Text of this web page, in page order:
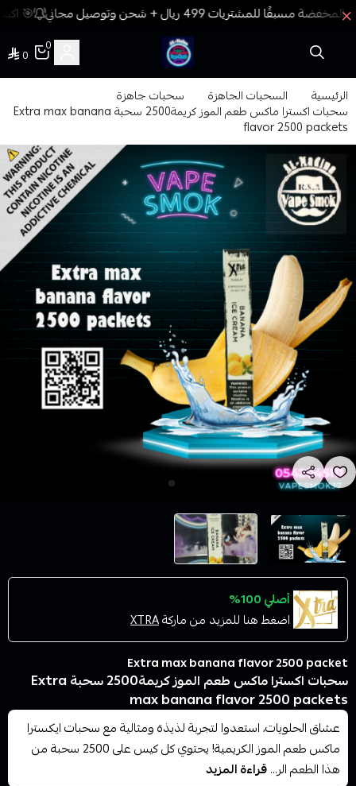
🎯
فيب المدينة
0
0
الرئيسية السحبات الجاهزة سحبات جاهزة
سحبات اكسترا ماكس طعم الموز كريمة2500 سحبة Extra max banana
flavor 2500 packets
أصلي 100%
اضغط هنا للمزيد من ماركةXTRA
Extra max banana flavor 2500 packet
سحبات اكسترا ماكس طعم الموز كريمة2500 سحبة Extra
max banana flavor 2500 packets
عشاق الحلويات، استعدوا لتجربة لذيذة ومثالية مع سحبات ايكسترا
ماكس طعم الموز الكريمية! يحتوي كل كيس على 2500 سحبة من
هذا الطعم الر...قراءة المزيد